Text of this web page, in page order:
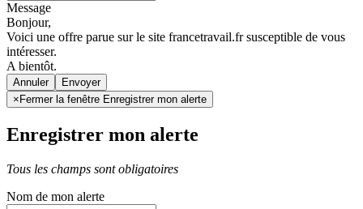
Message
Bonjour,
Voici une offre parue sur le site francetravail.fr susceptible de vous
intéresser.
A bientôt.
Annuler
× Fermer la fenêtre Enregistrer mon alerte
Enregistrer mon alerte
Tous les champs sont obligatoires
Nom de mon alerte